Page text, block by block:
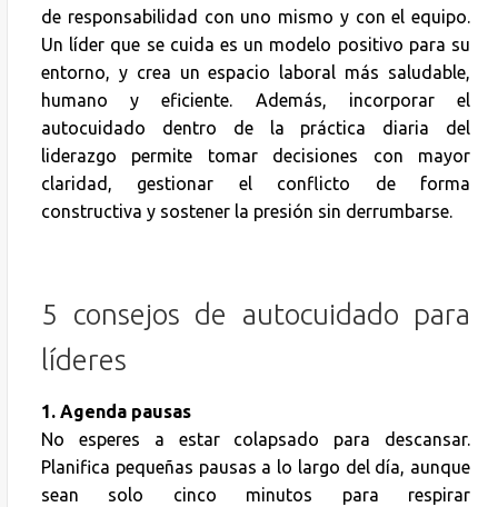
de responsabilidad con uno mismo y con el equipo.
Un líder que se cuida es un modelo positivo para su
entorno, y crea un espacio laboral más saludable,
humano y eficiente. Además, incorporar el
autocuidado dentro de la práctica diaria del
liderazgo permite tomar decisiones con mayor
claridad, gestionar el conflicto de forma
constructiva y sostener la presión sin derrumbarse.
5 consejos de autocuidado para
líderes
1. Agenda pausas
No esperes a estar colapsado para descansar.
Planifica pequeñas pausas a lo largo del día, aunque
sean solo cinco minutos para respirar